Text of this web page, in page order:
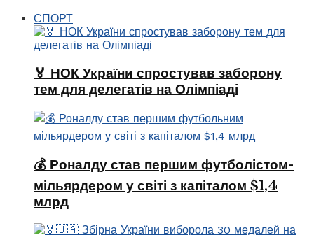
СПОРТ
🏅 НОК України спростував заборону
тем для делегатів на Олімпіаді
💰 Роналду став першим футболістом-
мільярдером у світі з капіталом $1,4
млрд